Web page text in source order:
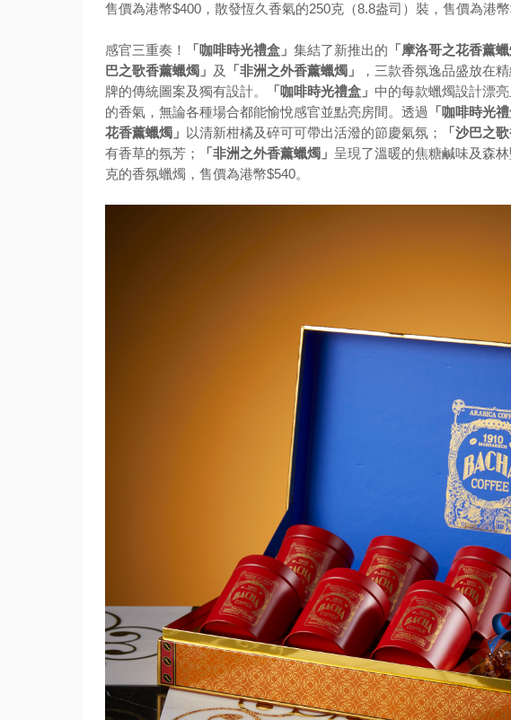
售價為港幣$400，散發恆久香氣的250克（8.8盎司）裝，售價為港幣
感官三重奏！ 「咖啡時光禮盒」 集結了新推出的 「摩洛哥之花香薰蠟
巴之歌香薰蠟燭」 及 「非洲之外香薰蠟燭」
，三款香氛逸品盛放在
牌的傳統圖案及獨有設計。
「咖啡時光禮盒」 中的每款蠟燭設計漂
的香氣，無論各種場合都能愉悅感官並點亮房間。透過
「咖啡時光禮
花香薰蠟燭」 以清新柑橘及碎可可帶出活潑的節慶氣氛； 「沙巴之
有香草的氛芳；
「非洲之外香薰蠟燭」 呈現了溫暖的焦糖鹹味及森林
克的香氛蠟燭，售價為港幣$540。